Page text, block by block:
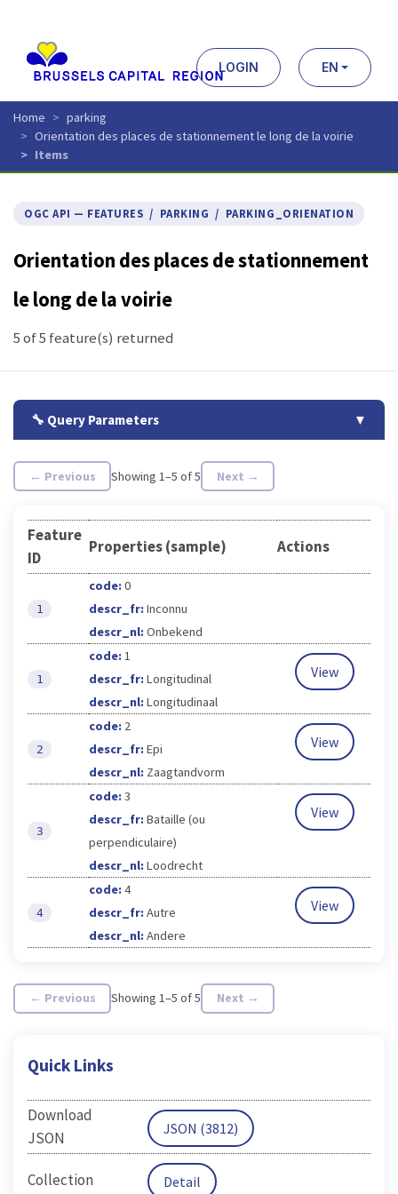
contenu
principal
LOGIN EN
Home
parking
Orientation des places de stationnement le long de la voirie
Items
OGC API — FEATURES / PARKING / PARKING_ORIENATION
Orientation des places de stationnement
le long de la voirie
5 of 5 feature(s) returned
🔧 Query Parameters ▼
← Previous Showing 1–5 of 5 Next →
Feature
ID
Properties (sample) Actions
1
code:0
descr_fr:Inconnu
descr_nl:Onbekend
1
code:1
descr_fr:Longitudinal
descr_nl:Longitudinaal
View
2
code: 2
descr_fr:Epi
descr_nl: Zaagtandvorm
View
3
code:3
descr_fr:Bataille (ou
perpendiculaire)
descr_nl:Loodrecht
View
4
code:4
descr_fr:Autre
descr_nl:Andere
View
← Previous Showing 1–5 of 5 Next →
Quick Links
Download
JSON
JSON (3812)
Collection Detail